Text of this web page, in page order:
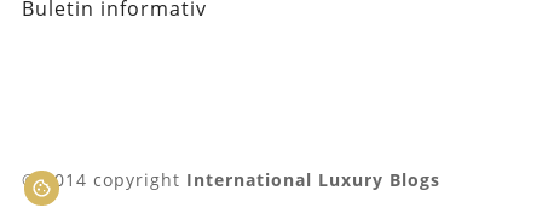
Buletin informativ
© 2014 copyright International Luxury Blogs